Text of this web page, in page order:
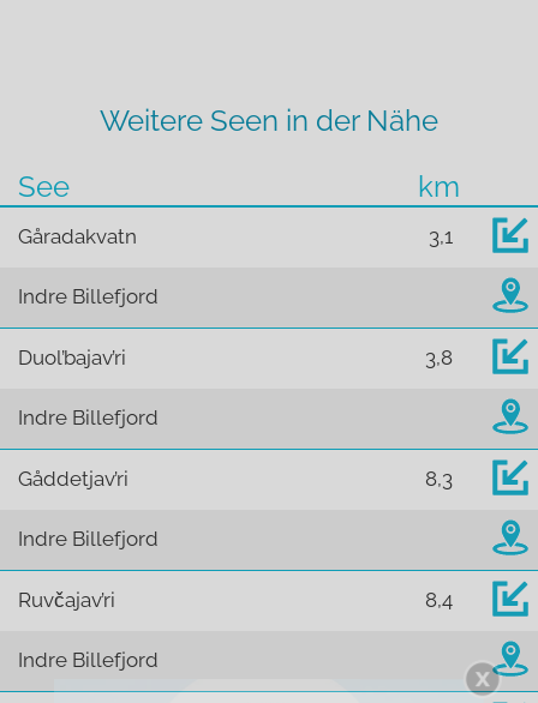
Weitere Seen in der Nähe
See
km
Gåradakvatn 3,1
Indre Billefjord
Duol’bajav’ri 3,8
Indre Billefjord
Gåddetjav’ri 8,3
Indre Billefjord
Ruvčajav’ri 8,4
Indre Billefjord